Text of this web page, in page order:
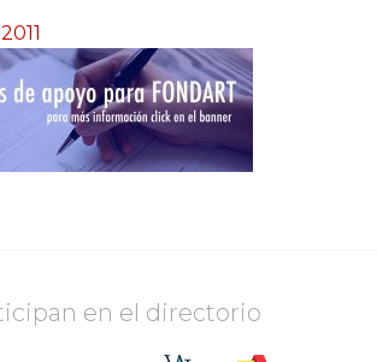
en el directorio